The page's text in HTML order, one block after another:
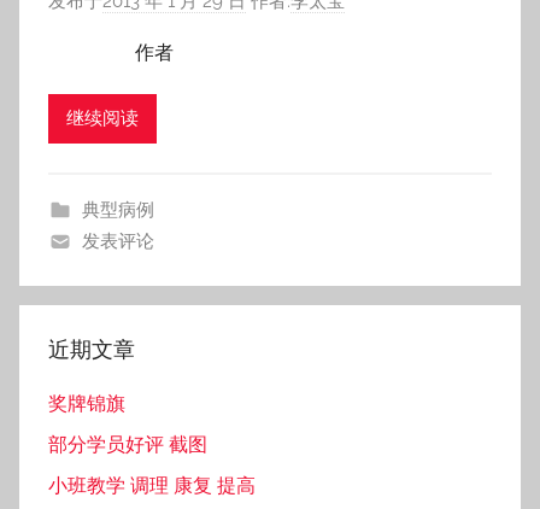
作者
继续阅读
典型病例
发表评论
近期文章
奖牌锦旗
部分学员好评 截图
小班教学 调理 康复 提高